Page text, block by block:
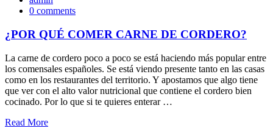
0 comments
¿POR QUÉ COMER CARNE DE CORDERO?
La carne de cordero poco a poco se está haciendo más popular entre
los comensales españoles. Se está viendo presente tanto en las casas
como en los restaurantes del territorio. Y apostamos que algo tiene
que ver con el alto valor nutricional que contiene el cordero bien
cocinado. Por lo que si te quieres enterar …
Read More